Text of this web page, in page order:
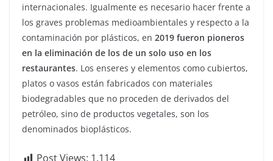
internacionales. Igualmente es necesario hacer frente a
los graves problemas medioambientales y respecto a la
contaminación por plásticos, en 2019 fueron pioneros
en la eliminación de los de un solo uso en los
restaurantes. Los enseres y elementos como cubiertos,
platos o vasos están fabricados con materiales
biodegradables que no proceden de derivados del
petróleo, sino de productos vegetales, son los
denominados bioplásticos.
Post Views: 1.114